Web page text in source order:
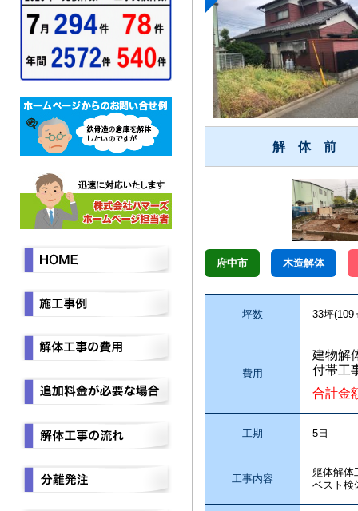
解 体 前
府中市 木造解体
坪数 33坪(109
費用
建物解
付帯工
合計金
工期 5日
工事内容
躯体解
ベスト検